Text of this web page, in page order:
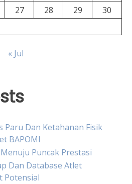
27 28 29
30
« Jul
Paru Dan Ketahanan Fisik
BAPOMI
Puncak Prestasi
Dan Database Atlet
Potensial